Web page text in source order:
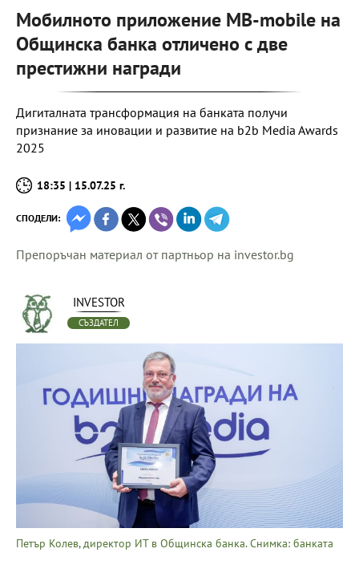
Мобилното приложение MB-mobile на
Общинска банка отличено с две
престижни награди
Дигиталната трансформация на банката получи
признание за иновации и развитие на b2b Media Awards
2025
18:35 | 15.07.25 г.
СПОДЕЛИ:
Препоръчан материал от партньор на investor.bg
INVESTOR
СЪЗДАТЕЛ
Петър Колев, директор ИТ в Общинска банка. Снимка: банката